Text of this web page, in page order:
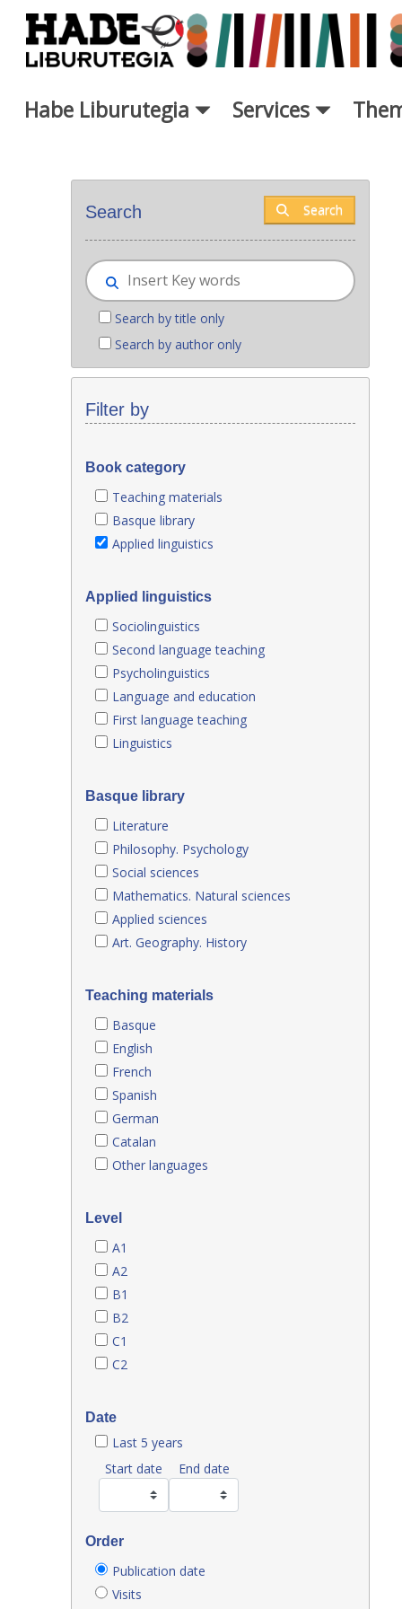
Skip to Main Content
Habe Liburutegia Services
Search Search
Search by title only
Search by author only
Filter by
Book category
Teaching materials
Basque library
Applied linguistics
Applied linguistics
Sociolinguistics
Second language teaching
Psycholinguistics
Language and education
First language teaching
Linguistics
Basque library
Literature
Philosophy. Psychology
Social sciences
Mathematics. Natural sciences
Applied sciences
Art. Geography. History
Teaching materials
Basque
English
French
Spanish
German
Catalan
Other languages
Level
A1
A2
B1
B2
C1
C2
Date
Last 5 years
Start date
End date
Order
Publication date
Visits